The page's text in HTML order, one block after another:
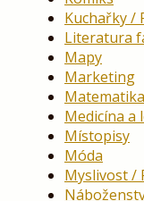
Kuchařky /
Literatura
Mapy
Marketing
Matematika
Medicína a
Místopisy
Móda
Myslivost /